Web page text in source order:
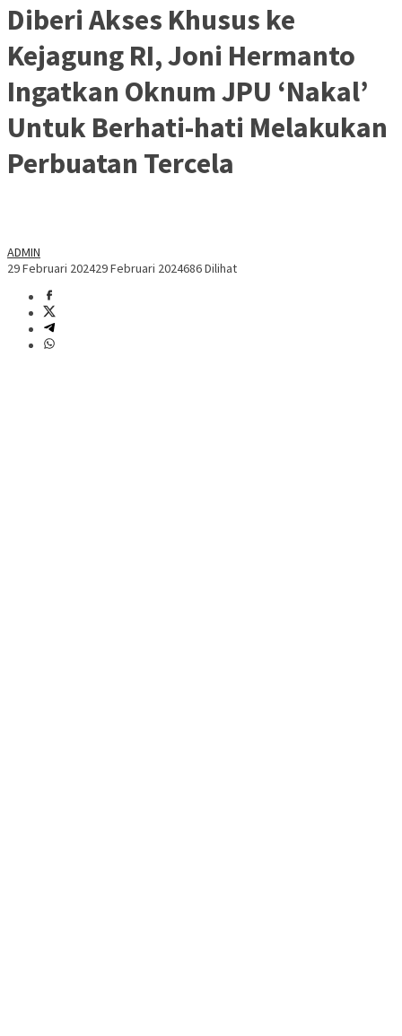
Diberi Akses Khusus ke
Kejagung RI, Joni Hermanto
Ingatkan Oknum JPU ‘Nakal’
Untuk Berhati-hati Melakukan
Perbuatan Tercela
ADMIN
29 Februari 202429 Februari 2024686 Dilihat